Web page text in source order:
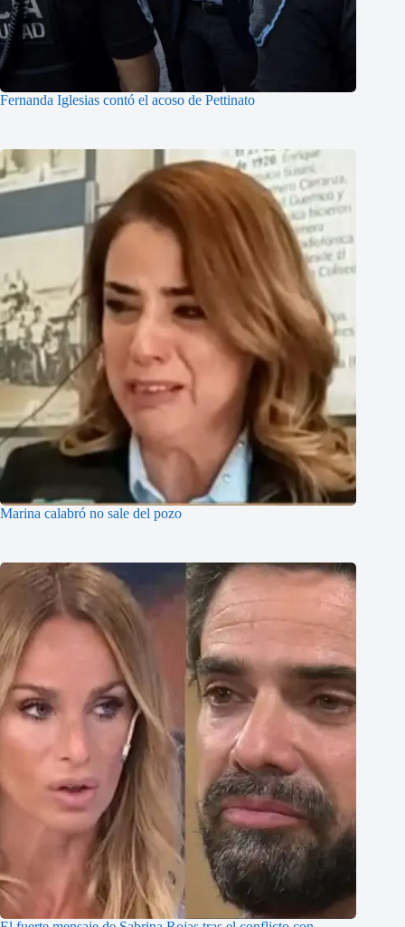
Fernanda Iglesias contó el acoso de Pettinato
Marina calabró no sale del pozo